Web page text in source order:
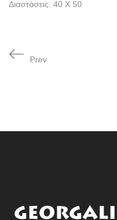
Διαστάσεις: 40 Χ 50
Prev